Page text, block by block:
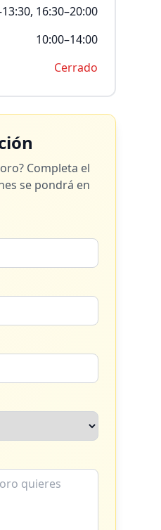
16:30–20:00
10:00–14:00
Cerrado
Completa el
se pondrá en